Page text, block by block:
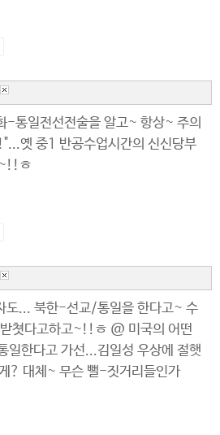
-통일전선전술을 알고~ 항상~ 주의
옛 중1 반공수업시간의 신신당부
~!!ㅎ
도... 북한-선교/통일을 한다고~ 수
쳣다고하고~!!ㅎ @ 미국의 어떤
한다고 가선...김일성 우상에 절햇
? 대체~ 무슨 뻘-짓거리들인가